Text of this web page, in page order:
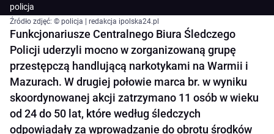
policja
Źródło zdjęć: © policja | redakcja ipolska24.pl
Funkcjonariusze Centralnego Biura Śledczego
Policji uderzyli mocno w zorganizowaną grupę
przestępczą handlującą narkotykami na Warmii i
Mazurach. W drugiej połowie marca br. w wyniku
skoordynowanej akcji zatrzymano 11 osób w wieku
od 24 do 50 lat, które według śledczych
odpowiadały za wprowadzanie do obrotu środków